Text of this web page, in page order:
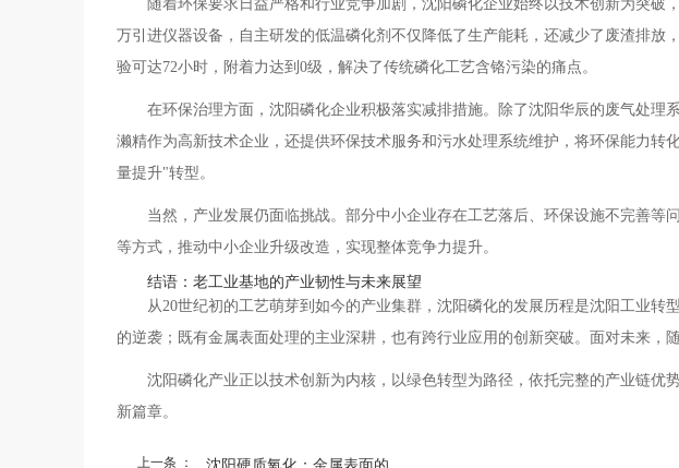
随着环保要求日益严格和行业竞争加剧，沈阳磷化企业始终以技术创新为突
万引进仪器设备，自主研发的低温磷化剂不仅降低了生产能耗，还减少了废渣排
验可达72小时，附着力达到0级，解决了传统磷化工艺含铬污染的痛点。
在环保治理方面，沈阳磷化企业积极落实减排措施。除了沈阳华辰的废气处
濑精作为高新技术企业，还提供环保技术服务和污水处理系统维护，将环保能力
量提升"转型。
当然，产业发展仍面临挑战。部分中小企业存在工艺落后、环保设施不完善
等方式，推动中小企业升级改造，实现整体竞争力提升。
结语：老工业基地的产业韧性与未来展望
从20世纪初的工艺萌芽到如今的产业集群，沈阳磷化的发展历程是沈阳工业
的逆袭；既有金属表面处理的主业深耕，也有跨行业应用的创新突破。面对未来，
沈阳磷化产业正以技术创新为内核，以绿色转型为路径，依托完整的产业链
新篇章。
上一条 ： 沈阳硬质氧化：金属表面的...